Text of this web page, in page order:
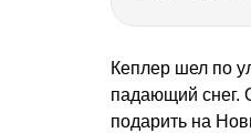
Кеплер шел по
падающий снег.
подарить на